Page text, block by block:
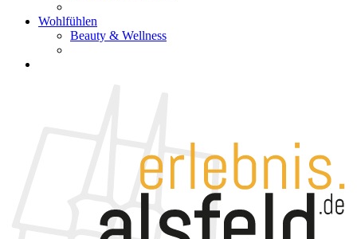
Wohlfühlen
Beauty & Wellness